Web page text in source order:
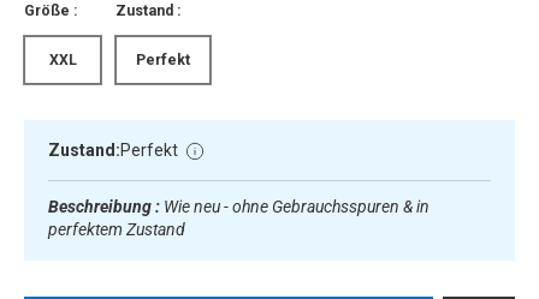
Größe :
XXL
Zustand :
Perfekt
Zustand:Perfekt
Beschreibung : Wie neu - ohne Gebrauchsspuren & in
perfektem Zustand